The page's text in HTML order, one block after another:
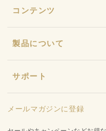
おまとめセット
わんにゃんカリカ
カリカ石鹸・カリカ浴
ギフト
キャンペーン
コンテンツ
ストーリー
カリカセラピ定期便
カリカセラピ定期便のご利
お知らせ
お問い合わせ
製品について
店舗型販売店様募集
品質保証への取り組み
サポート
特定商取引法に基づく表記
会社概要
メールマガジンに登録